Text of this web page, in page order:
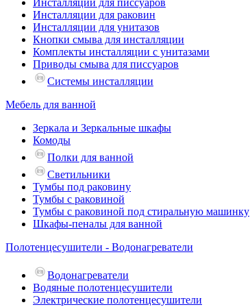
Инсталляции для писсуаров
Инсталляции для раковин
Инсталляции для унитазов
Кнопки смыва для инсталляции
Комплекты инсталляции с унитазами
Приводы смыва для писсуаров
Системы инсталляции
Мебель для ванной
Зеркала и Зеркальные шкафы
Комоды
Полки для ванной
Светильники
Тумбы под раковину
Тумбы с раковиной
Тумбы с раковиной под стиральную машинку
Шкафы-пеналы для ванной
Полотенцесушители - Водонагреватели
Водонагреватели
Водяные полотенцесушители
Электрические полотенцесушители